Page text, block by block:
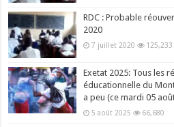
RDC : Probable
2020
7 juillet 2020 125,233
Exetat 2025: Tous les
éducationnelle du
a peu (ce mardi 05
5 août 2025 66,680